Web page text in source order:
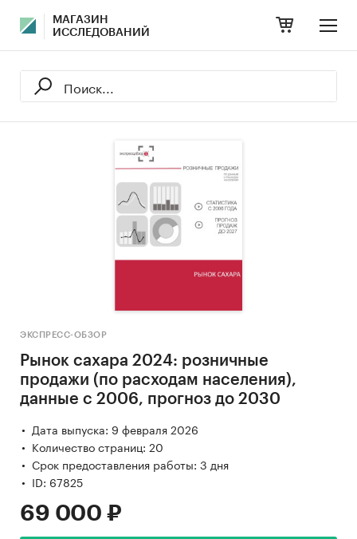
МАГАЗИН
ИССЛЕДОВАНИЙ
ЭКСПРЕСС-ОБЗОР
Рынок сахара 2024: розничные
продажи (по расходам населения),
данные с 2006, прогноз до 2030
Дата выпуска: 9 февраля 2026
Количество страниц: 20
Срок предоставления работы: 3 дня
ID: 67825
69 000 ₽